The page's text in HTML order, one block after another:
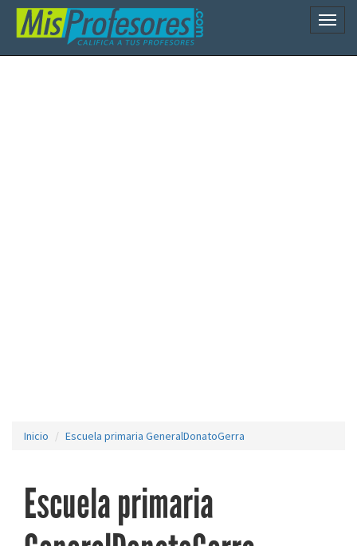
Inicio Escuela primaria GeneralDonatoGerra
Escuela primaria